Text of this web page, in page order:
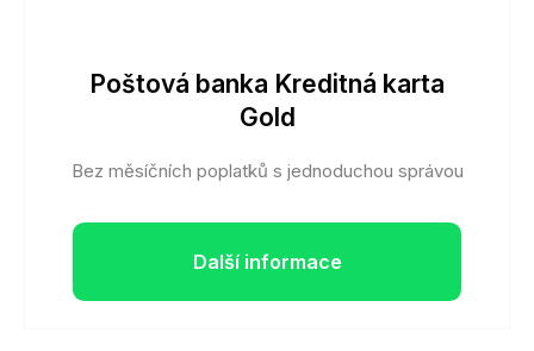
Poštová banka Kreditná karta
Gold
Bez měsíčních poplatků s jednoduchou správou
Další informace